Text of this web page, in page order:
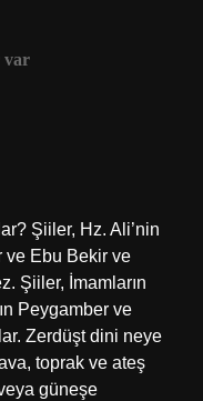
var
Şiiler, Hz. Ali’nin
ve Ebu Bekir ve
Şiiler, İmamların
Peygamber ve
Zerdüşt dini neye
toprak ve ateş
güneşe